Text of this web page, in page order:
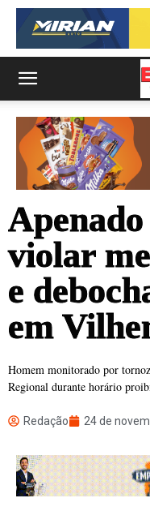
violar
e
em
Homem monitorado por
Regional durante horário
Redação 24 de